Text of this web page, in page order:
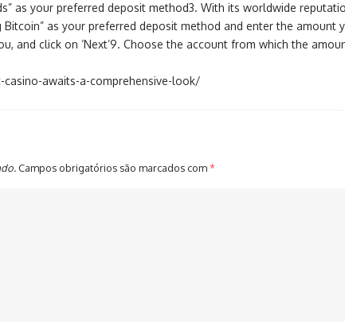
as your preferred deposit method3. With its worldwide
as your preferred deposit method and enter the
and click on ‘Next’9. Choose the account from which the
awaits-a-comprehensive-look/
Campos obrigatórios são marcados com*